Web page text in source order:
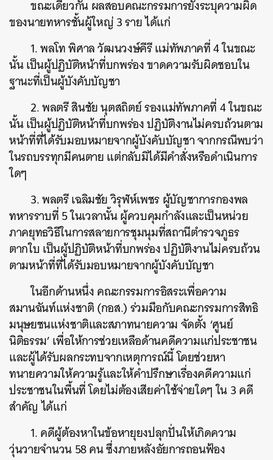
ขณะเดียวกัน ผลสอบคณะกรรมการยังระบุความผิด
ของนายทหารชั้นผู้ใหญ่ 3 ราย ได้แก่
1. พลโท พิศาล วัฒนวงษ์คีรี แม่ทัพภาคที่ 4 ในขณะ
นั้น เป็นผู้ปฏิบัติหน้าที่บกพร่อง ขาดความรับผิดชอบใน
ฐานะที่เป็นผู้บังคับบัญชา
2. พลตรี สินชัย นุตสถิตย์ รองแม่ทัพภาคที่ 4 ในขณะ
นั้น เป็นผู้ปฏิบัติหน้าที่บกพร่อง ปฏิบัติงานไม่ครบถ้วนตาม
หน้าที่ที่ได้รับมอบหมายจากผู้บังคับบัญชา จากกรณีพบว่า
ในรถบรรทุกมีคนตาย แต่กลับมิได้มีคำสั่งหรือดำเนินการ
ใดๆ
3. พลตรี เฉลิมชัย วิรุฬห์เพชร ผู้บัญชาการกองพล
ทหารราบที่ 5 ในเวลานั้น ผู้ควบคุมกำลังและเป็นหน่วย
ภาคยุทธวิธีในการสลายการชุมนุมที่สถานีตำรวจภูธร
ตากใบ เป็นผู้ปฏิบัติหน้าที่บกพร่อง ปฏิบัติงานไม่ครบถ้วน
ตามหน้าที่ที่ได้รับมอบหมายจากผู้บังคับบัญชา
ในอีกด้านหนึ่ง คณะกรรมการอิสระเพื่อความ
สมานฉันท์แห่งชาติ (กอส.) ร่วมมือกับคณะกรรมการสิทธิ
มนุษยชนแห่งชาติและสภาทนายความ จัดตั้ง ‘ศูนย์
นิติธรรม’ เพื่อให้การช่วยเหลือด้านคดีความแก่ประชาชน
และผู้ได้รับผลกระทบจากเหตุการณ์นี้ โดยช่วยหา
ทนายความให้ความรู้และให้คำปรึกษาเรื่องคดีความแก่
ประชาชนในพื้นที่ โดยไม่ต้องเสียค่าใช้จ่ายใดๆ ใน 3 คดี
สำคัญ ได้แก่
1. คดีผู้ต้องหาในข้อหายุยงปลุกปั่นให้เกิดความ
วุ่นวายจำนวน 58 คน ซึ่งภายหลังอัยการถอนฟ้อง
SHARE TWEET LINE EMAIL